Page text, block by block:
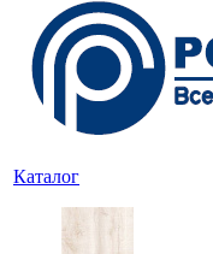
Каталог